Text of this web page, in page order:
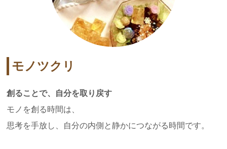
モノツクリ
創ることで、自分を取り戻す
モノを創る時間は、
思考を手放し、自分の内側と静かにつながる時間です。